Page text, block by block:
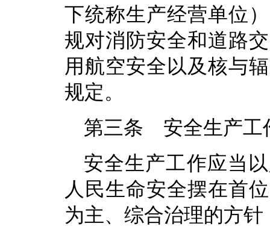
下统称生产经营单位
规对消防安全和道路
用航空安全以及核与
规定。
第三条 安全生产工
安全生产工作应当
人民生命安全摆在首
为主、综合治理的方